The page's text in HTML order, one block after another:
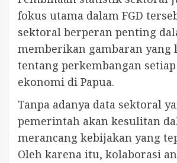
fokus utama dalam FGD
sektoral berperan penting
memberikan gambaran
tentang perkembangan
ekonomi di Papua.
Tanpa adanya data sektoral
pemerintah akan kesulitan
merancang kebijakan yang
Oleh karena itu, kolaborasi